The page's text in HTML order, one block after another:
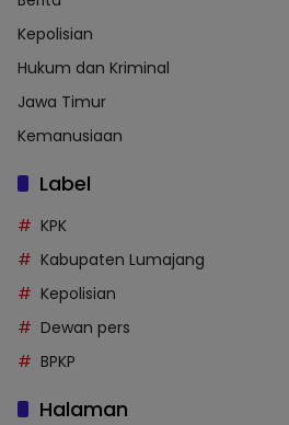
Kepolisian
Hukum dan Kriminal
Jawa Timur
Kemanusiaan
Label
KPK
Kabupaten Lumajang
Kepolisian
Dewan pers
BPKP
Halaman